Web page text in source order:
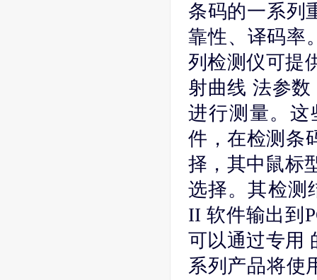
条码的一系列
靠性、译码率
列检测仪可提
射曲线 法参
进行测量。
件，在检测条
择，其中鼠标
选择。其检测
II 软件输出到
可以通过专用
系列产品将使